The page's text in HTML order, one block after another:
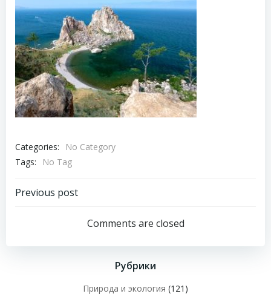
Categories:
No Category
Tags:
No Tag
Навигация
записям
Previous post
Comments are closed
Рубрики
Природа и экология (121)